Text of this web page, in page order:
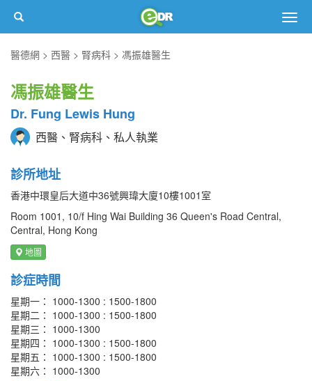
醫德網
西醫 腎病科 馮振雄醫生
馮振雄醫生
Dr. Fung Lewis Hung
西醫、腎病科、私人執業
診所地址
香港中環皇后大道中36號興瑋大廈10樓1001室
Room 1001, 10/f Hing Wai Building 36 Queen's Road Central,
Central, Hong Kong
地圖
診症時間
星期一： 1000-1300 : 1500-1800
星期二： 1000-1300 : 1500-1800
星期三： 1000-1300
星期四： 1000-1300 : 1500-1800
星期五： 1000-1300 : 1500-1800
星期六： 1000-1300